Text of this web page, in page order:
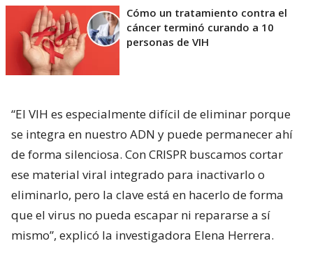
Cómo un tratamiento contra el
cáncer terminó curando a 10
personas de VIH
“El VIH es especialmente difícil de eliminar porque
se integra en nuestro ADN y puede permanecer ahí
de forma silenciosa. Con CRISPR buscamos cortar
ese material viral integrado para inactivarlo o
eliminarlo, pero la clave está en hacerlo de forma
que el virus no pueda escapar ni repararse a sí
mismo”, explicó la investigadora Elena Herrera.